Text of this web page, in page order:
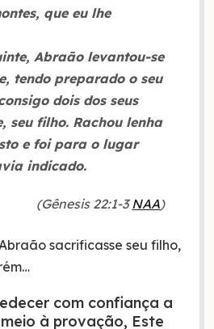
que eu lhe
Abraão levantou-se
tendo preparado o seu
dois dos seus
seu filho. Rachou lenha
e foi para o lugar
indicado.
(Gênesis 22:1-3NAA)
sacrificasse seu filho,
com confiança a
à provação, Este